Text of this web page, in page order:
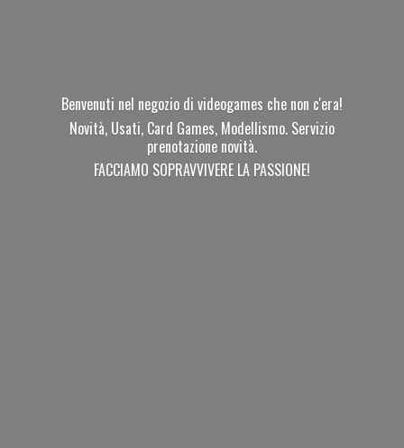
Benvenuti nel negozio di videogames che non c'era!
Novità, Usati, Card Games, Modellismo. Servizio
prenotazione novità.
FACCIAMO SOPRAVVIVERE LA PASSIONE!